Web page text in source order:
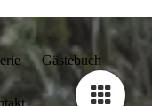
Gästebuch